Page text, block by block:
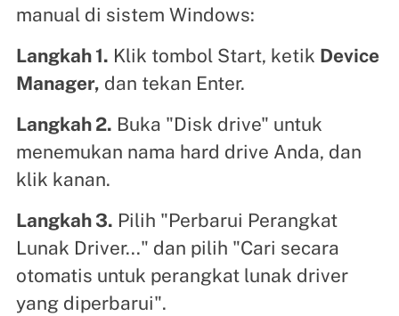
manual di sistem Windows:
Langkah 1. Klik tombol Start, ketik Device
Manager, dan tekan Enter.
Langkah 2. Buka "Disk drive" untuk
menemukan nama hard drive Anda, dan
klik kanan.
Langkah 3. Pilih "Perbarui Perangkat
Lunak Driver..." dan pilih "Cari secara
otomatis untuk perangkat lunak driver
yang diperbarui".